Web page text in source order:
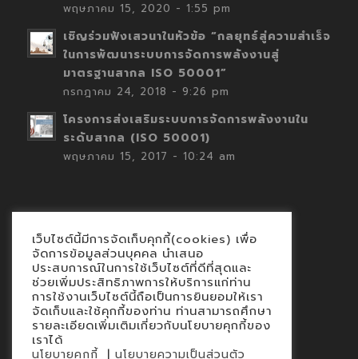
พฤษภาคม 15, 2020 - 1:55 pm
เชิญร่วมฟังเสวนาในหัวข้อ “กลยุทธ์สู่ความสำเร็จ
ในการพัฒนาระบบการจัดการพลังงานสู่
มาตรฐานสากล ISO 50001”
กรกฎาคม 24, 2018 - 9:26 pm
โครงการส่งเสริมระบบการจัดการพลังงานใน
ระดับสากล (ISO 50001)
พฤษภาคม 15, 2017 - 10:24 am
Contact
นโยบายคุกกี้
นโยบายข้อมูลส่วนบุคคล
เว็บไซต์นี้มีการจัดเก็บคุกกี้(cookies) เพื่อ
จัดการข้อมูลส่วนบุคคล นำเสนอ
ประสบการณ์ในการใช้เว็บไซต์ที่ดีที่สุดและ
ช่วยเพิ่มประสิทธิภาพการให้บริการแก่ท่าน
การใช้งานเว็บไซต์นี้ถือเป็นการยินยอมให้เรา
จัดเก็บและใช้คุกกี้ของท่าน ท่านสามารถศึกษา
รายละเอียดเพิ่มเติมเกี่ยวกับนโยบายคุกกี้ของ
เราได้
นโยบายคุกกี้ | นโยบายความเป็นส่วนตัว